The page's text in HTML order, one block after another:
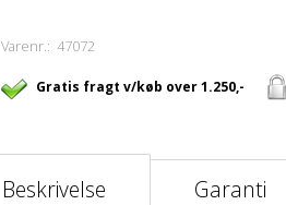
Varenr.: 47072
Gratis fragt v/køb over 1.250,-
Beskrivelse Garanti